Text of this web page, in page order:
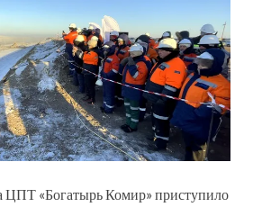
ЦПТ «Богатырь Комир» приступило